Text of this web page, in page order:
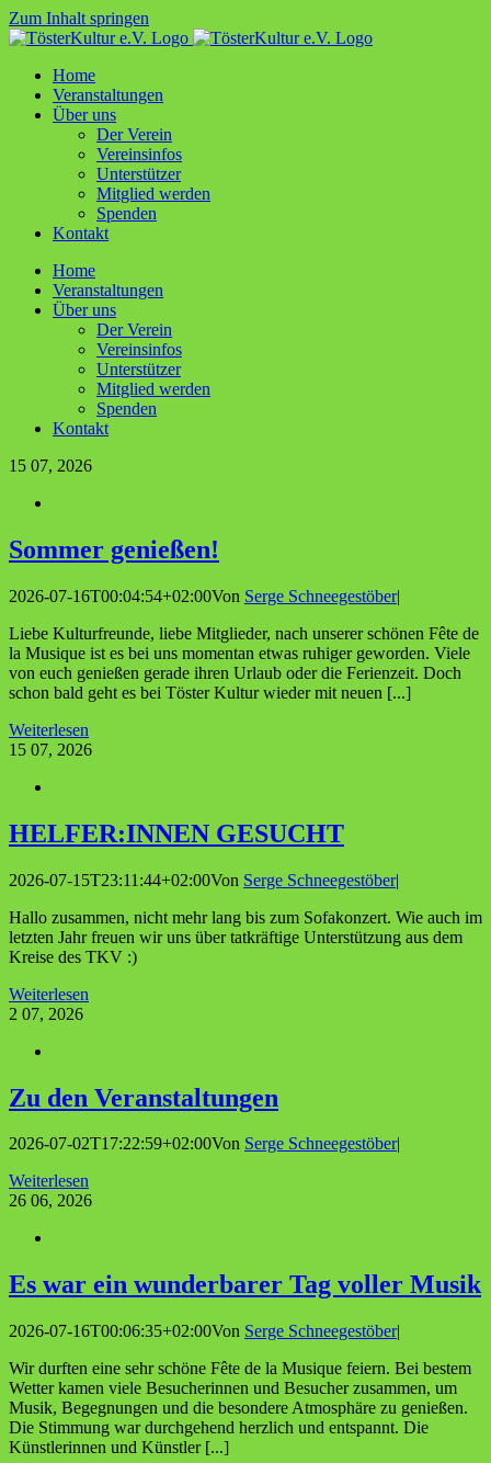
Zum Inhalt springen
Home
Ver­an­stal­tun­gen
Über uns
Der Ver­ein
Ver­ein­sin­fos
Unter­stüt­zer
Mit­glied werden
Spen­den
Kon­takt
Home
Ver­an­stal­tun­gen
Über uns
Der Ver­ein
Ver­ein­sin­fos
Unter­stüt­zer
Mit­glied werden
Spen­den
Kon­takt
15 07, 2026
Som­mer genießen!
2026-07-16T00:04:54+02:00Von Serge Schneegestöber|
Liebe Kulturfreunde, liebe Mitglieder, nach unserer schönen Fête de
la Musique ist es bei uns momentan etwas ruhiger geworden. Viele
von euch genießen gerade ihren Urlaub oder die Ferienzeit. Doch
schon bald geht es bei Töster Kultur wieder mit neuen [...]
Weiterlesen
15 07, 2026
HELFER:INNEN GESUCHT
2026-07-15T23:11:44+02:00Von Serge Schneegestöber|
Hallo zusammen, nicht mehr lang bis zum Sofakonzert. Wie auch im
letzten Jahr freuen wir uns über tatkräftige Unterstützung aus dem
Kreise des TKV :)
Weiterlesen
2 07, 2026
Zu den Veranstaltungen
2026-07-02T17:22:59+02:00Von Serge Schneegestöber|
Weiterlesen
26 06, 2026
Es war ein wun­der­ba­rer Tag vol­ler Musik
2026-07-16T00:06:35+02:00Von Serge Schneegestöber|
Wir durften eine sehr schöne Fête de la Musique feiern. Bei bestem
Wetter kamen viele Besucherinnen und Besucher zusammen, um
Musik, Begegnungen und die besondere Atmosphäre zu genießen.
Die Stimmung war durchgehend herzlich und entspannt. Die
Künstlerinnen und Künstler [...]